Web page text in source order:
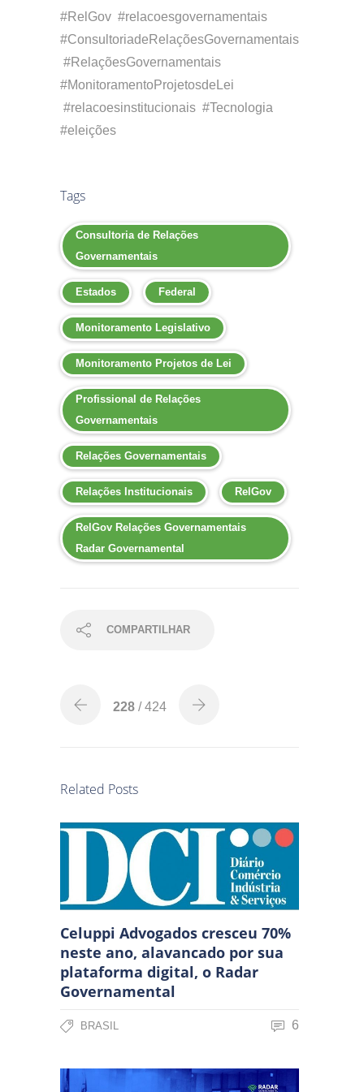
#RelGov #relacoesgovernamentais
#ConsultoriadeRelaçõesGovernamentais
#RelaçõesGovernamentais
#MonitoramentoProjetosdeLei
#relacoesinstitucionais #Tecnologia
#eleições
Tags
Consultoria de Relações
Governamentais
Estados Federal
Monitoramento Legislativo
Monitoramento Projetos de Lei
Profissional de Relações
Governamentais
Relações Governamentais
Relações Institucionais RelGov
RelGov Relações Governamentais
Radar Governamental
COMPARTILHAR
228 / 424
Related Posts
Celuppi Advogados cresceu 70%
neste ano, alavancado por sua
plataforma digital, o Radar
Governamental
BRASIL 6